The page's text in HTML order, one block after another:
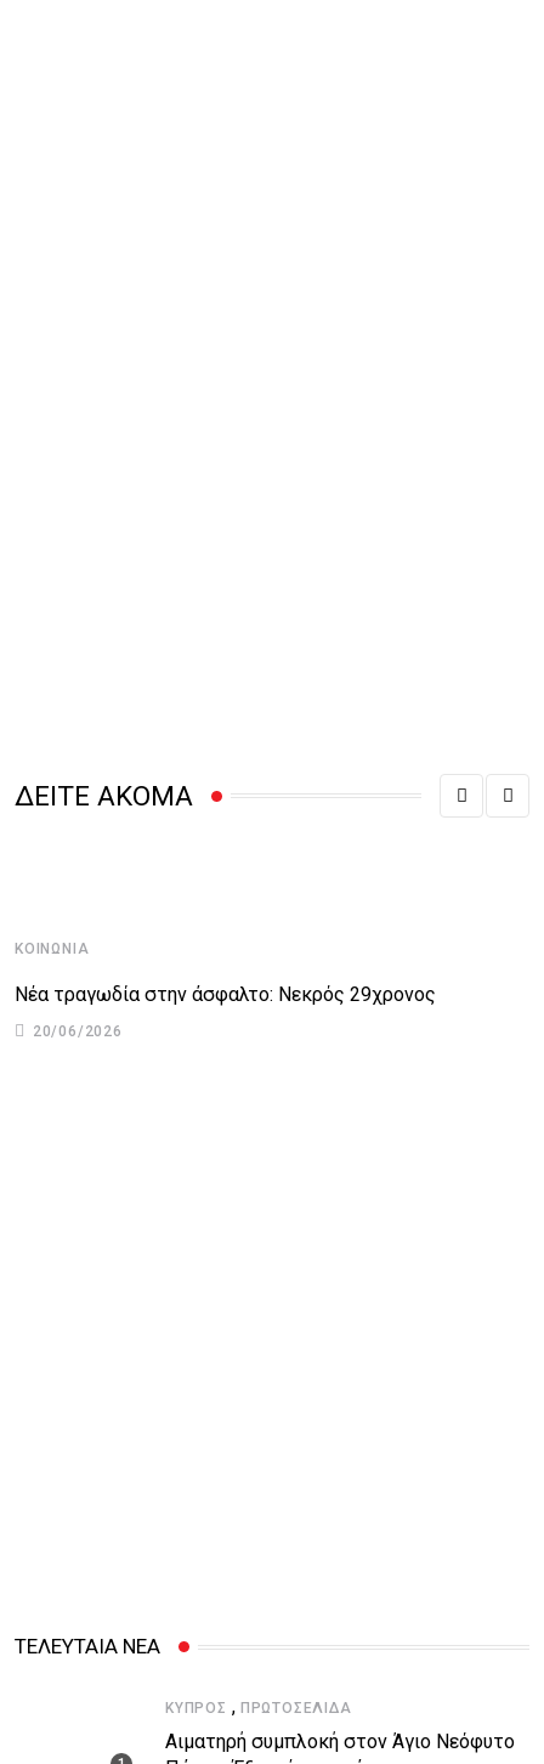
ΔΕΙΤΕ ΑΚΟΜΑ
ΚΟΙΝΩΝΊΑ
Νέα τραγωδία στην άσφαλτο: Νεκρός 29χρονος
20/06/2026
ΤΕΛΕΥΤΑΙΑ ΝΕΑ
ΚΎΠΡΟΣ , ΠΡΩΤΟΣΈΛΙΔΑ
Αιματηρή συμπλοκή στον Άγιο Νεόφυτο